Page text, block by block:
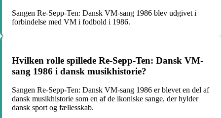
Sangen Re-Sepp-Ten: Dansk VM-sang 1986 blev udgivet i
forbindelse med VM i fodbold i 1986.
Hvilken rolle spillede Re-Sepp-Ten: Dansk VM-
sang 1986 i dansk musikhistorie?
Sangen Re-Sepp-Ten: Dansk VM-sang 1986 er blevet en del af
dansk musikhistorie som en af de ikoniske sange, der hylder
dansk sport og fællesskab.